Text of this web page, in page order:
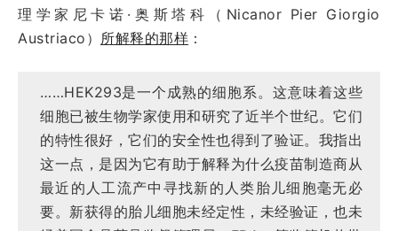
理学家尼卡诺·奥斯塔科（Nicanor Pier Giorgio
Austriaco） 所解释的那样 ：
……HEK293是一个成熟的细胞系。这意味着这些
细胞已被生物学家使用和研究了近半个世纪。它们
的特性很好，它们的安全性也得到了验证。我指出
这一点，是因为它有助于解释为什么疫苗制造商从
最近的人工流产中寻找新的人类胎儿细胞毫无必
要。新获得的胎儿细胞未经定性，未经验证，也未